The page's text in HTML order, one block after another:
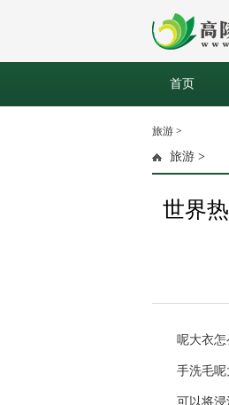
首页
旅游 >
旅游 >
世界
呢大衣怎
手洗毛呢
可以将